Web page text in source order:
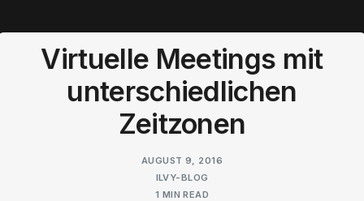
Virtuelle Meetings mit
unterschiedlichen
Zeitzonen
AUGUST 9, 2016
ILVY-BLOG
1 MIN READ